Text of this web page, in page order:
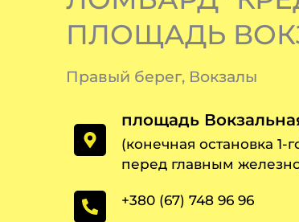
ПЛОЩАДЬ
Правый берег, Вокзалы
площадь
(конечная остановка
перед главным
+380 (67) 748 96 96